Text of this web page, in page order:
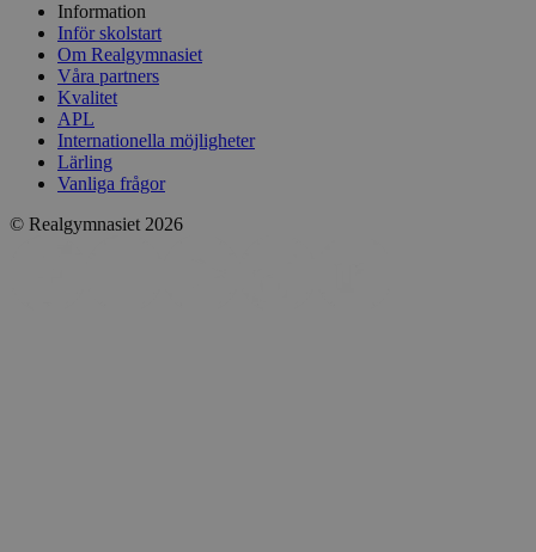
Information
Inför skolstart
Om Realgymnasiet
Våra partners
Kvalitet
APL
Internationella möjligheter
Lärling
Vanliga frågor
© Realgymnasiet 2026